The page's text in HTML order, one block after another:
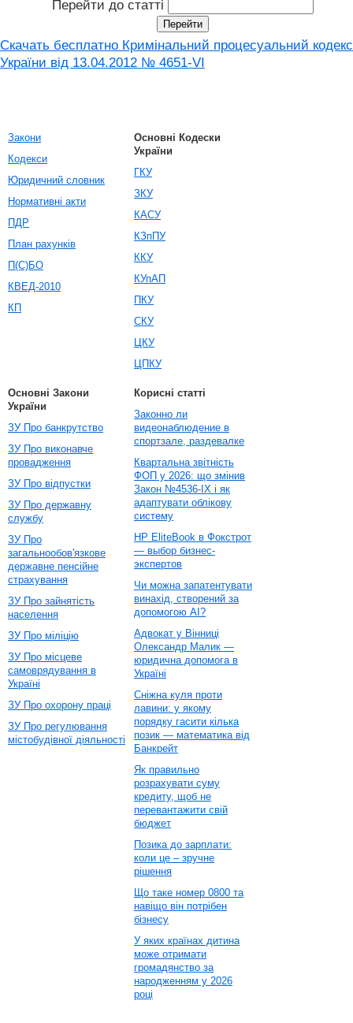
Перейти до статті
Скачать бесплатно Кримінальний процесуальний кодекс
України від 13.04.2012 № 4651-VI
Закони
Кодекси
Юридичний словник
Нормативні акти
ПДР
План рахунків
П(С)БО
КВЕД-2010
КП
Основні Кодески
України
ГКУ
ЗКУ
КАСУ
КЗпПУ
ККУ
КУпАП
ПКУ
СКУ
ЦКУ
ЦПКУ
Основні Закони
України
ЗУ Про банкрутство
ЗУ Про виконавче
провадження
ЗУ Про відпустки
ЗУ Про державну
службу
ЗУ Про
загальнообов'язкове
державне пенсійне
страхування
ЗУ Про зайнятість
населення
ЗУ Про міліцію
ЗУ Про місцеве
самоврядування в
Україні
ЗУ Про охорону праці
ЗУ Про регулювання
містобудівної діяльності
Корисні статті
Законно ли
видеонаблюдение в
спортзале, раздевалке
Квартальна звітність
ФОП у 2026: що змінив
Закон №4536-IX і як
адаптувати облікову
систему
HP EliteBook в Фокстрот
— выбор бизнес-
экспертов
Чи можна запатентувати
винахід, створений за
допомогою AI?
Адвокат у Вінниці
Олександр Малик —
юридична допомога в
Україні
Сніжна куля проти
лавини: у якому
порядку гасити кілька
позик — математика від
Банкрейт
Як правильно
розрахувати суму
кредиту, щоб не
перевантажити свій
бюджет
Позика до зарплати:
коли це – зручне
рішення
Що таке номер 0800 та
навіщо він потрібен
бізнесу
У яких країнах дитина
може отримати
громадянство за
народженням у 2026
році